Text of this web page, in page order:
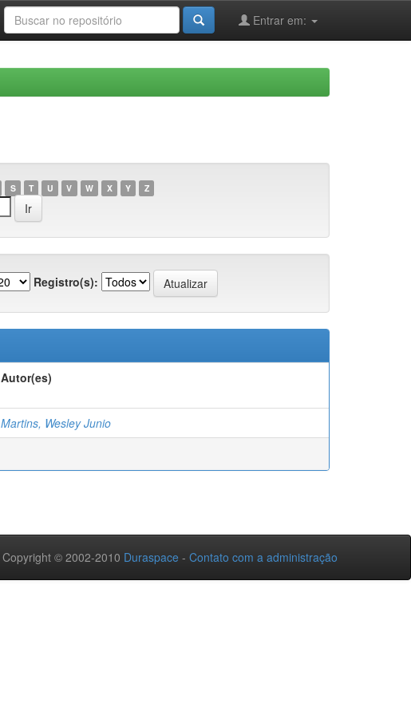
Entrar em:
S T U V W X Y Z
Registro(s):
Autor(es)
Martins, Wesley Junio
Copyright © 2002-2010 Duraspace - Contato com a administração